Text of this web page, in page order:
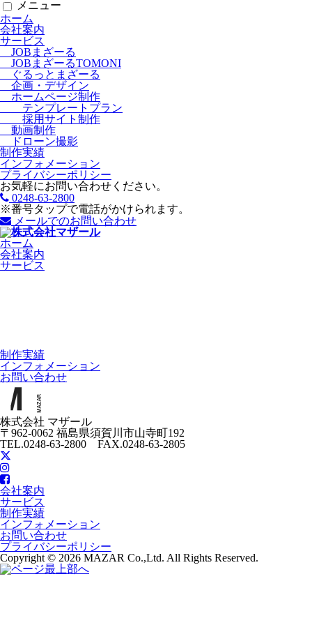
メニュー
ホーム
会社案内
サービス
JOBまざーる
JOBまざーるTOMONI
ぐるっとまざーる
企画・デザイン
ホームページ制作
テンプレートプラン
採用サイト制作
動画制作
ドローン撮影
制作実績
インフォメーション
プライバシーポリシー
お気軽にお問い合わせください。
0248-63-2800
※番号タップで電話がかけられます。
メールでのお問い合わせ
ホーム
会社案内
サービス
制作実績
インフォメーション
お問い合わせ
株式会社 マザール
〒962-0062 福島県須賀川市山寺町192
TEL.0248-63-2800 FAX.0248-63-2805
会社案内
サービス
制作実績
インフォメーション
お問い合わせ
プライバシーポリシー
Copyright © 2026 MAZAR Co.,Ltd. All Rights Reserved.